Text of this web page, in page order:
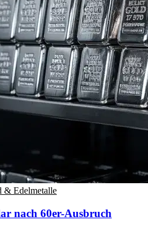
& Edelmetalle
nach 60er-Ausbruch